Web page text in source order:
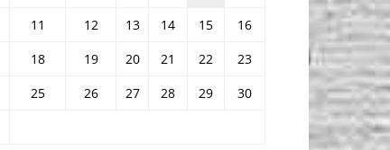
11 12 13 14 15
16
18 19 20 21 22
23
25 26 27 28 29
30